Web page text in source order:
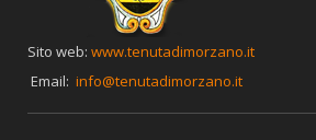
Sito web: www.tenutadimorzano.it
Email: info@tenutadimorzano.it